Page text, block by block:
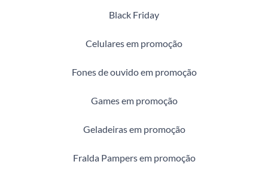
Black Friday
Celulares em promoção
Fones de ouvido em promoção
Games em promoção
Geladeiras em promoção
Fralda Pampers em promoção